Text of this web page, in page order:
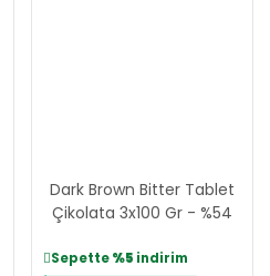
Dark Brown Bitter Tablet
Çikolata 3x100 Gr - %54
Antep Fıstığı
Sepette%5 indirim